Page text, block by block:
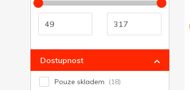
Dostupnost
Pouze skladem